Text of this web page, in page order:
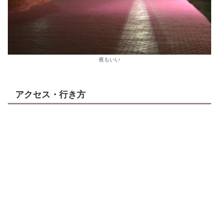
夜もいい
アクセス・行き方